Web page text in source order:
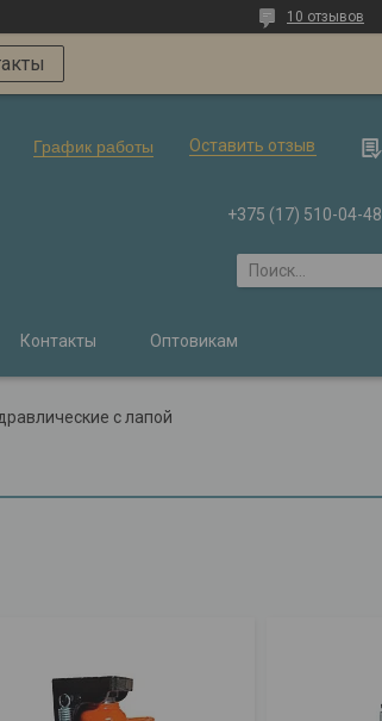
10 отзывов
График работы Оставить отзыв
+375 (17) 510-04-48
Контакты Оптовикам
с лапой